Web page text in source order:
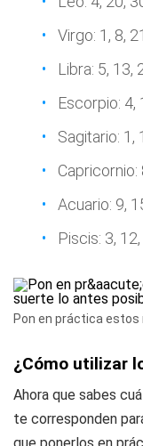
Virgo: 1, 8,
Libra: 5, 13,
Escorpio: 4,
Sagitario: 1,
Capricornio:
Acuario: 9,
Piscis: 3,
Pon en práctica estos
¿Cómo utilizar
Ahora que sabes
te corresponden